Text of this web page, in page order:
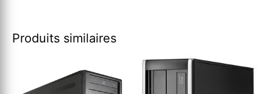
Produits similaires